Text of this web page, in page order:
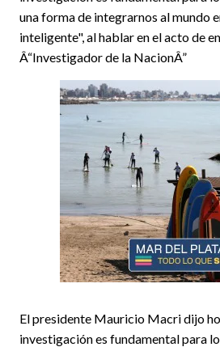
una forma de integrarnos al mundo
inteligente", al hablar en el acto de
Â“Investigador de la NacionÂ”
El presidente Mauricio Macri dijo
investigación es fundamental para